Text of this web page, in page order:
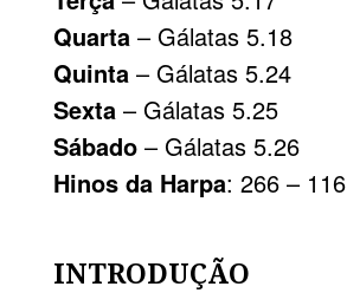
Quarta – Gálatas 5.18
Quinta – Gálatas 5.24
Sexta – Gálatas 5.25
Sábado– Gálatas 5.26
Hinos da Harpa: 266 – 116
INTRODUÇÃO